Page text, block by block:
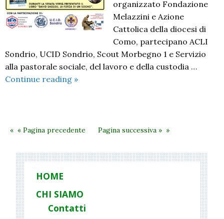
organizzato Fondazione
Melazzini e Azione
Cattolica della diocesi di
Como, partecipano ACLI
Sondrio, UCID Sondrio, Scout Morbegno 1 e Servizio
alla pastorale sociale, del lavoro e della custodia …
Continue reading Europa,
un
La
David
Sassoli
»
« Pagina precedente Pagina successiva »
HOME
CHI SIAMO
Contatti